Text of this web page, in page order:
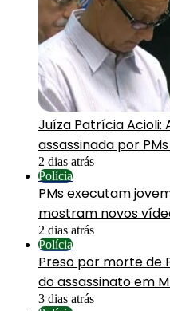
Juíza Patrícia
assassinada por
2 dias atrás
Polícia
PMs executam
mostram novos
2 dias atrás
Polícia
Preso por morte de
do assassinato em
3 dias atrás